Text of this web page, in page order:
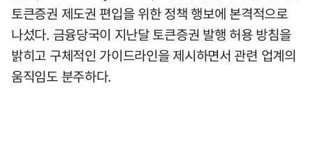
토큰증권 제도권 편입을 위한 정책 행보에 본격적으로
나섰다. 금융당국이 지난달 토큰증권 발행 허용 방침을
밝히고 구체적인 가이드라인을 제시하면서 관련 업계의
움직임도 분주하다.